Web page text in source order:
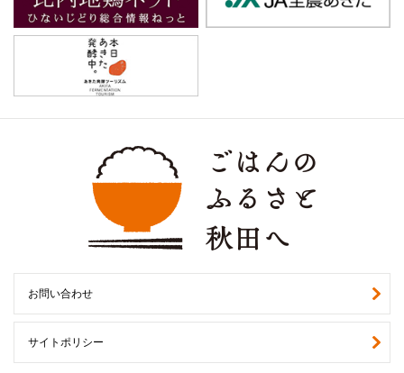
お問い合わせ
サイトポリシー